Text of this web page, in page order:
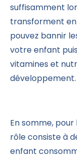
suffisamment
transforment en
pouvez bannir
votre enfant
vitamines et
développement.
En somme,
rôle consiste à
enfant